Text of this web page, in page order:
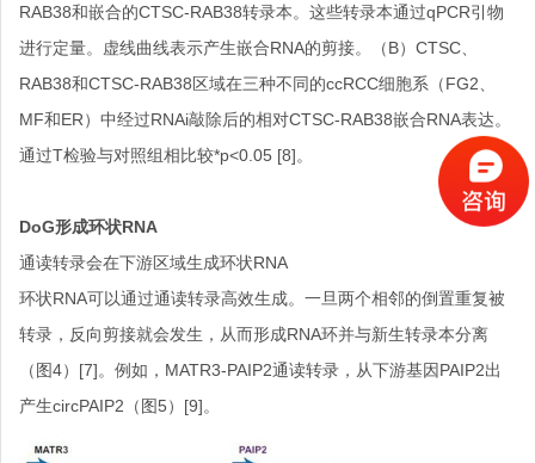
RAB38和嵌合的CTSC-RAB38转录本。这些转录本通过qPCR引物
进行定量。虚线曲线表示产生嵌合RNA的剪接。（B） CTSC
RAB38和CTSC-RAB38区域在三种不同的ccRCC细胞系（FG2
MF和ER）中经过RNAi敲除后的相对CTSC-RAB38嵌合RNA表达。
通过T检验与对照组相比较*p<0.05 [8]。
DoG形成环状RNA
通读转录会在下游区域生成环状RNA
环状RNA可以通过通读转录高效生成。一旦两个相邻的倒置重复被
转录，反向剪接就会发生，从而形成RNA环并与新生转录本分离
（图4） [7]。例如， MATR3-PAIP2通读转录，从下游基因PAIP2出
产生circPAIP2 （图5） [9]。